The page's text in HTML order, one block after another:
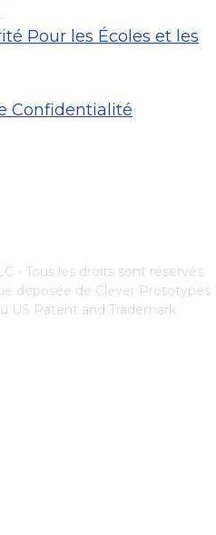
Pour les Écoles et les
Confidentialité
- Tous les droits sont réservés.
déposée de Clever Prototypes
US Patent and Trademark